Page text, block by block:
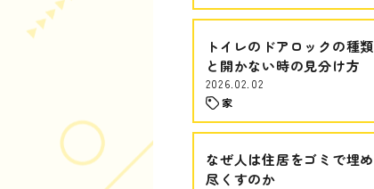
トイレのドアロックの種類
と開かない時の見分け方
2026.02.02
家
なぜ人は住居をゴミで埋め
尽くすのか